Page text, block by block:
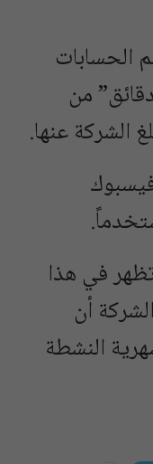
الحسابات
من
الشركة عنها.
في هذا
أن
النشطة